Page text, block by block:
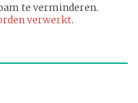
te verminderen.
verwerkt.